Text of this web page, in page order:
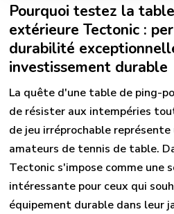
Pourquoi testez la
extérieure Tectonic :
durabilité
investissement durable
La quête d'une table de ping-
de résister aux intempéries
de jeu irréprochable
amateurs de tennis de table.
Tectonic s'impose comme
intéressante pour ceux qui
équipement durable dans leur